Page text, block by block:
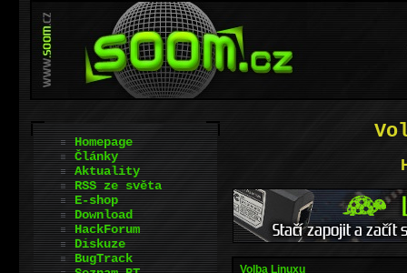
Volba Linuxu
Homepage
Články
Aktuality
RSS ze světa
E-shop
Download
HackForum
Diskuze
BugTrack